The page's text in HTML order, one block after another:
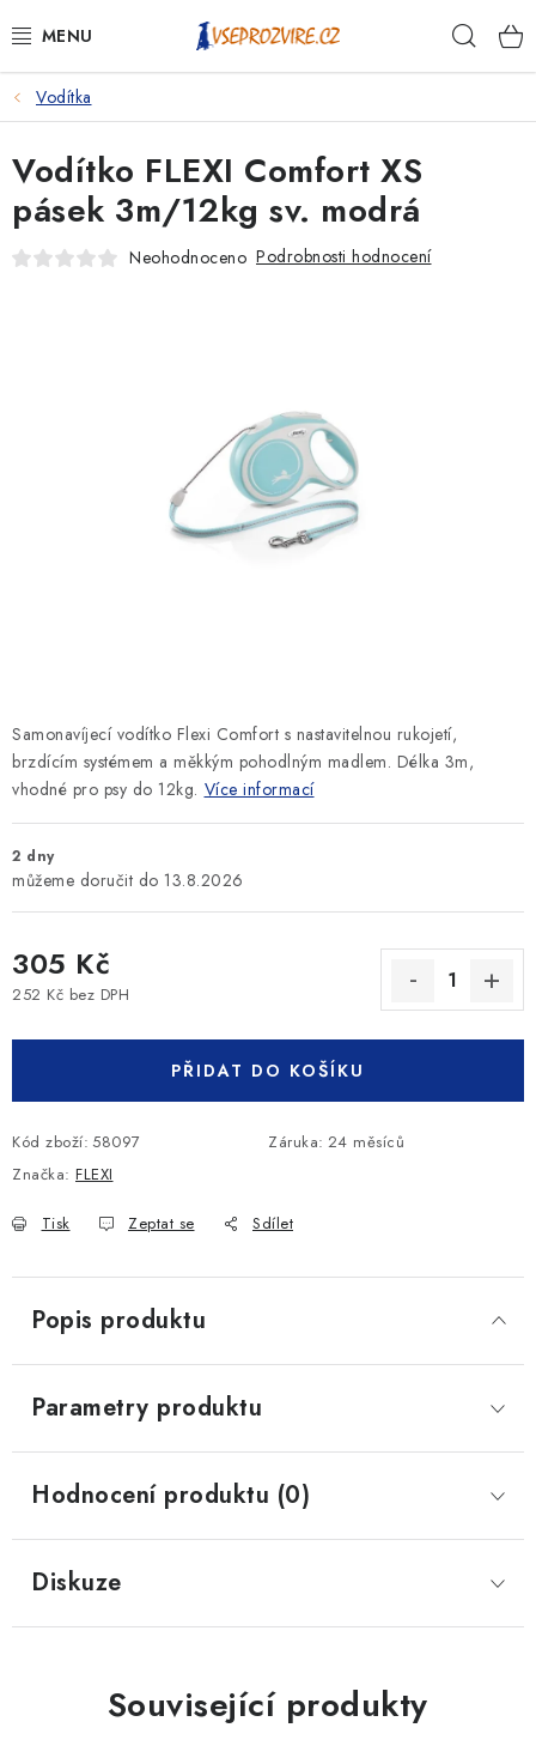
na
PSI
KOČKY
KONĚ
KRÁLÍCI/HLODAVCI/PTÁCI
Vodítka
Samonavíjecí vodítko Flexi Comfort s nastavitelnou rukojetí,
brzdícím systémem a měkkým pohodlným madlem. Délka 3m,
vhodné pro psy do 12kg. Více informací
2 dny
13.8.2026
305 Kč
252 Kč bez DPH
PŘIDAT DO KOŠÍKU
Kód zboží: 58097 Záruka: 24 měsíců
Značka: FLEXI
Tisk Zeptat se Sdílet
Vodítko FLEXI Comfort XS
pásek 3m/12kg sv. modrá
Neohodnoceno Podrobnosti hodnocení
Popis produktu
Parametry produktu
Hodnocení produktu (0)
Diskuze
Související produkty